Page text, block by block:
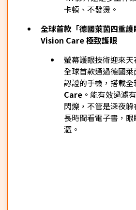
卡頓、不發燙。
全球首款「德國萊茵四重
Vision Care 極致護眼
螢幕護眼技術迎來
全球首款通過德國
認證的手機，搭載全
Care 。能有效過濾
閃爍，不管是深夜
長時間看電子書，
澀。